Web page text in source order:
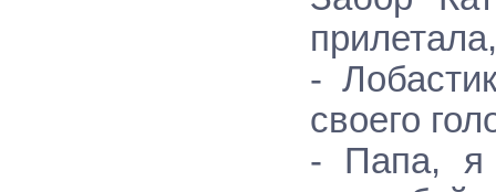
-
своего
- Папа, я